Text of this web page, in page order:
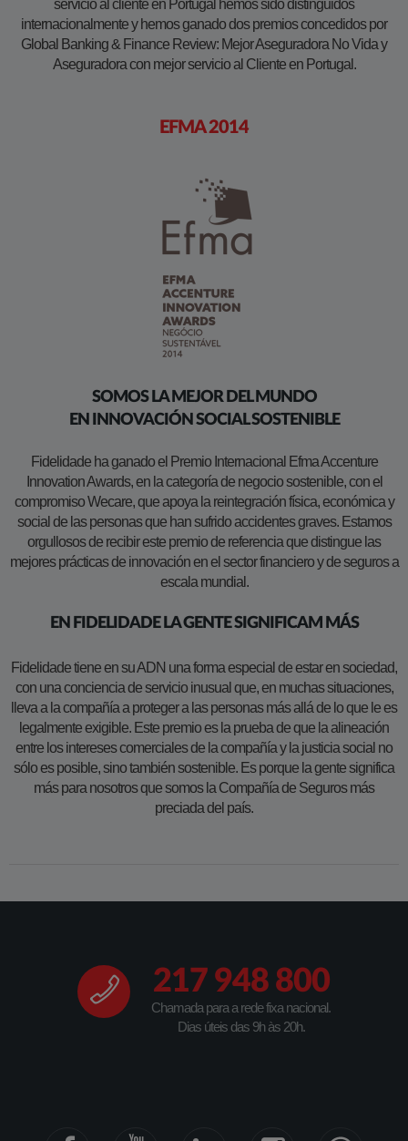
servicio al cliente en Portugal hemos sido distinguidos
internacionalmente y hemos ganado dos premios concedidos por
Global Banking & Finance Review: Mejor Aseguradora No Vida y
Aseguradora con mejor servicio al Cliente en Portugal.
EFMA 2014
SOMOS LA MEJOR DEL MUNDO
EN INNOVACIÓN SOCIAL SOSTENIBLE
Fidelidade ha ganado el Premio Internacional Efma Accenture
Innovation Awards, en la categoría de negocio sostenible, con el
compromiso Wecare, que apoya la reintegración física, económica y
social de las personas que han sufrido accidentes graves. Estamos
orgullosos de recibir este premio de referencia que distingue las
mejores prácticas de innovación en el sector financiero y de seguros a
escala mundial.
EN FIDELIDADE LA GENTE SIGNIFICAM MÁS
Fidelidade tiene en su ADN una forma especial de estar en sociedad,
con una conciencia de servicio inusual que, en muchas situaciones,
lleva a la compañía a proteger a las personas más allá de lo que le es
legalmente exigible. Este premio es la prueba de que la alineación
entre los intereses comerciales de la compañía y la justicia social no
sólo es posible, sino también sostenible. Es porque la gente significa
más para nosotros que somos la Compañía de Seguros más
preciada del país.​​
217 948 800
Chamada para a rede fixa nacional.
Dias úteis das 9h às 20h.